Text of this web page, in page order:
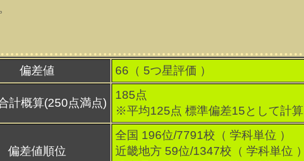
偏差値 66（ 5つ星評価 ）
計概算(250点満点)
185点
※平均125点 標準偏差15として計算
偏差値順位
全国 196位/7791校（ 学科単位 ）
近畿地方 59位/1347校（ 学科単位 ）